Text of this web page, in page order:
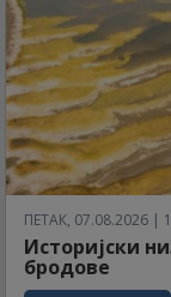
ПЕТАК, 07.08.2026 |
Историјски
бродове